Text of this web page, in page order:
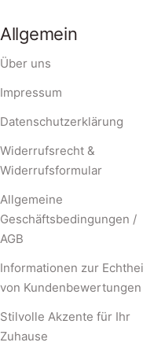
Allgemein
Über uns
Impressum
Datenschutzerklärung
Widerrufsrecht &
Widerrufsformular
Allgemeine
Geschäftsbedingungen /
AGB
Informationen zur
von Kundenbewertungen
Stilvolle Akzente für Ihr
Zuhause